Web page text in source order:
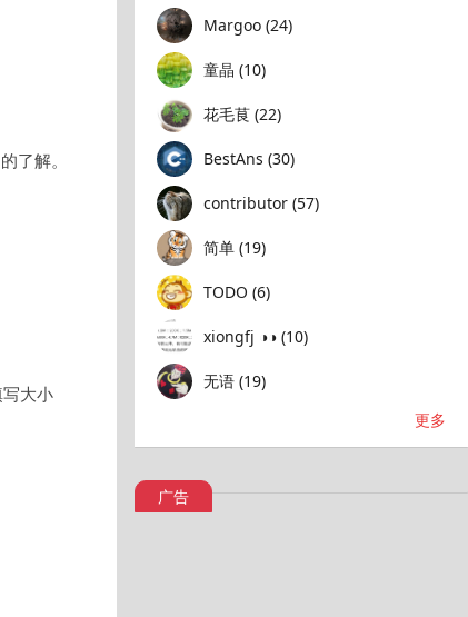
了解。
大小
Margoo (24)
童晶 (10)
花毛茛 (22)
BestAns (30)
contributor (57)
简单 (19)
TODO (6)
xiongfj ◑◑ (10)
无语 (19)
更多
广告